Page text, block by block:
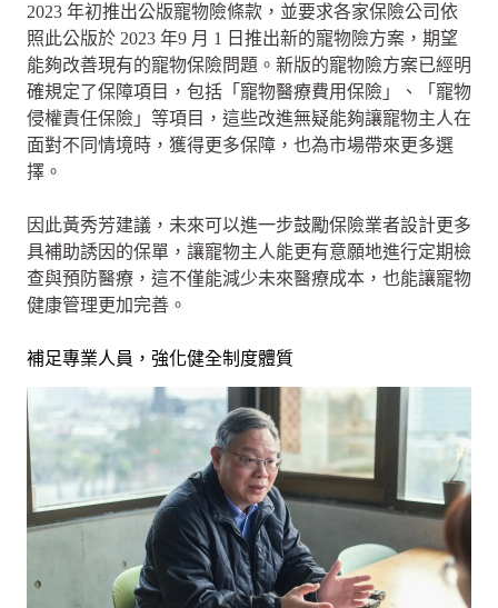
2023 年初推出公版寵物險條款，並要求各家保險公司依
照此公版於 2023 年9 月 1 日推出新的寵物險方案，期望
能夠改善現有的寵物保險問題。新版的寵物險方案已經明
確規定了保障項目，包括「寵物醫療費用保險」、「寵物
侵權責任保險」等項目，這些改進無疑能夠讓寵物主人在
面對不同情境時，獲得更多保障，也為市場帶來更多選
擇。
因此黃秀芳建議，未來可以進一步鼓勵保險業者設計更多
具補助誘因的保單，讓寵物主人能更有意願地進行定期檢
查與預防醫療，這不僅能減少未來醫療成本，也能讓寵物
健康管理更加完善。
補足專業人員，強化健全制度體質